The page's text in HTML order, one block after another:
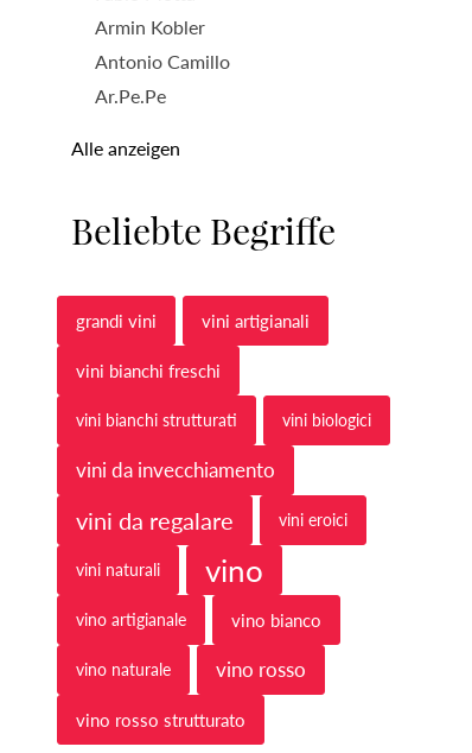
Armin Kobler
Antonio Camillo
Ar.Pe.Pe
Alle anzeigen
Beliebte Begriffe
grandi vini vini artigianali
vini bianchi freschi
vini bianchi strutturati vini biologici
vini da invecchiamento
vini da regalare vini eroici
vini naturali vino
vino artigianale vino bianco
vino naturale vino rosso
vino rosso strutturato